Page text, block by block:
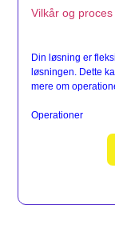
Vilkår og
Din løsning er
løsningen. Dette
mere om
Operationer